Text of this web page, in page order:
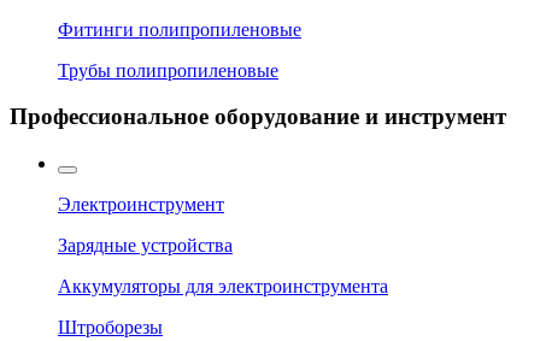
Фитинги полипропиленовые
Трубы полипропиленовые
Профессиональное оборудование и инструмент
Электроинструмент
Зарядные устройства
Аккумуляторы для электроинструмента
Штроборезы